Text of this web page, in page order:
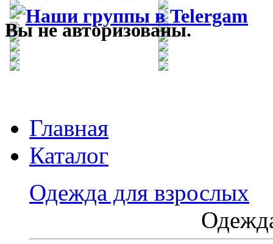
Вы не авторизованы.
Главная
Каталог
Одежда для взрослых